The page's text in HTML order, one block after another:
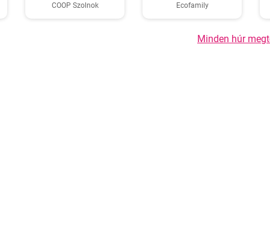
COOP Szolnok Ecofamily
Minden húr